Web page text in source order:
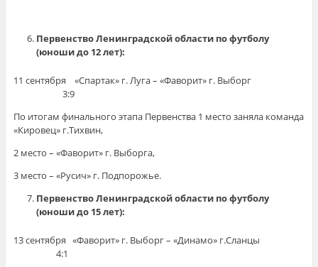
Первенство Ленинградской области по футболу
(юноши до 12 лет):
11 сентября «Спартак» г. Луга – «Фаворит» г. Выборг
3:9
По итогам финального этапа Первенства 1 место заняла команда
«Кировец» г.Тихвин,
2 место – «Фаворит» г. Выборга,
3 место – «Русич» г. Подпорожье.
Первенство Ленинградской области по футболу
(юноши до 15 лет):
13 сентября «Фаворит» г. Выборг – «Динамо» г.Сланцы
4:1